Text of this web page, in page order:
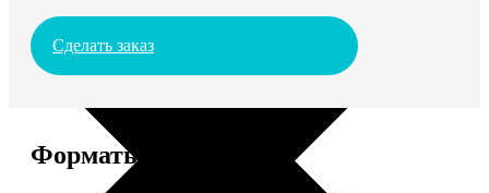
Сделать заказ
Форматы и цены